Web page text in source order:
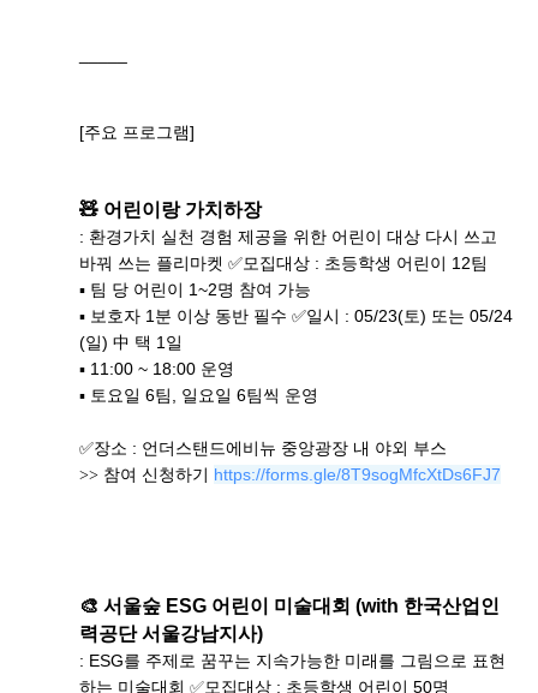
[주요 프로그램]
🧸 어린이랑 가치하장
: 환경가치 실천 경험 제공을 위한 어린이 대상 다시 쓰고
바꿔 쓰는 플리마켓 ✅모집대상 : 초등학생 어린이 12팀
▪ 팀 당 어린이 1~2명 참여 가능
▪ 보호자 1분 이상 동반 필수 ✅일시 : 05/23(토) 또는 05/24
(일) 中 택 1일
▪ 11:00 ~ 18:00 운영
▪ 토요일 6팀, 일요일 6팀씩 운영
✅장소 : 언더스탠드에비뉴 중앙광장 내 야외 부스
>> 참여 신청하기 https://forms.gle/8T9sogMfcXtDs6FJ7
🎨 서울숲 ESG 어린이 미술대회 (with 한국산업인
력공단 서울강남지사)
: ESG를 주제로 꿈꾸는 지속가능한 미래를 그림으로 표현
하는 미술대회 ✅모집대상 : 초등학생 어린이 50명